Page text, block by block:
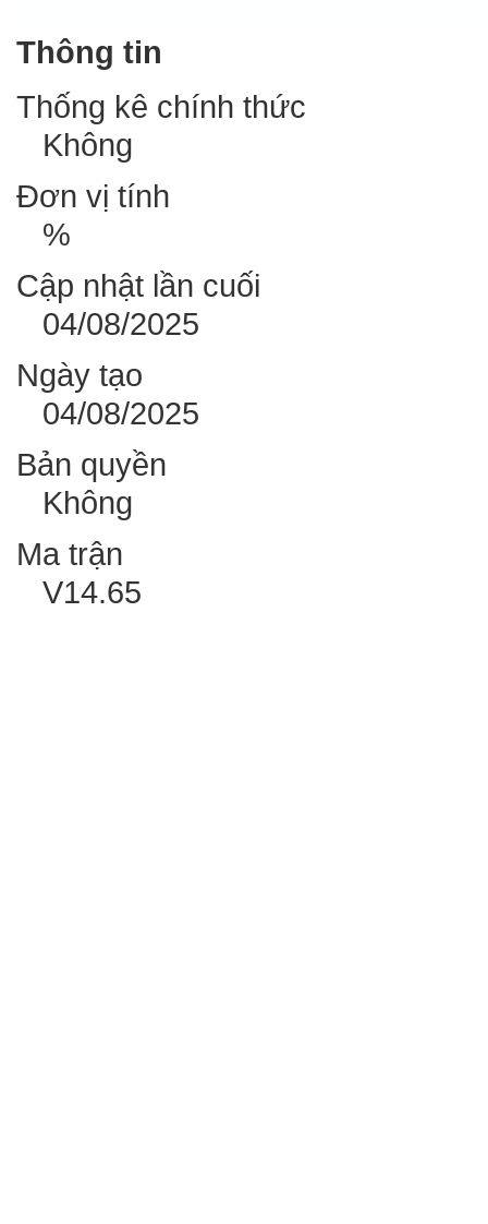
Thông tin
Thống kê chính thức
Không
Đơn vị tính
%
Cập nhật lần cuối
04/08/2025
Ngày tạo
04/08/2025
Bản quyền
Không
Ma trận
V14.65